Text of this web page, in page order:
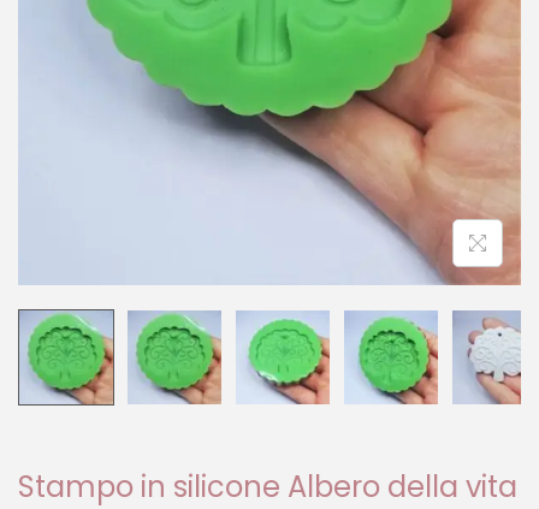
Stampo in silicone Albero della vita